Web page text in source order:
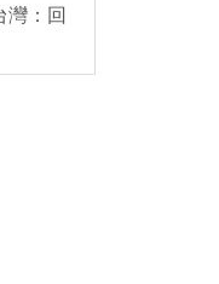
：回